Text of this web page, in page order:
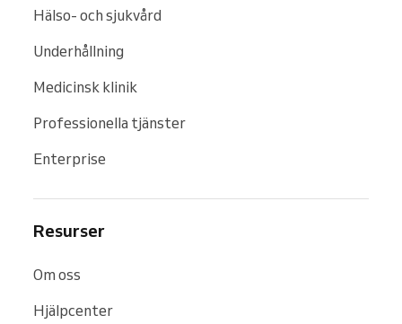
Hälso- och sjukvård
Underhållning
Medicinsk klinik
Professionella tjänster
Enterprise
Resurser
Om oss
Hjälpcenter